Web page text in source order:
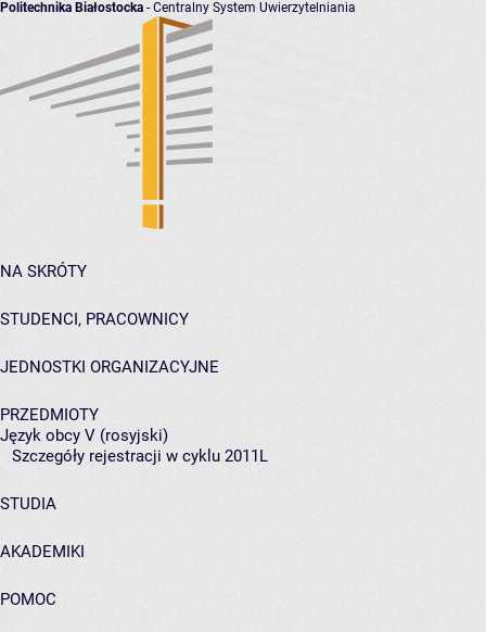
Politechnika Białostocka - Centralny System Uwierzytelniania
NA SKRÓTY
STUDENCI, PRACOWNICY
JEDNOSTKI ORGANIZACYJNE
PRZEDMIOTY
Język obcy V (rosyjski)
Szczegóły rejestracji w cyklu 2011L
STUDIA
AKADEMIKI
POMOC